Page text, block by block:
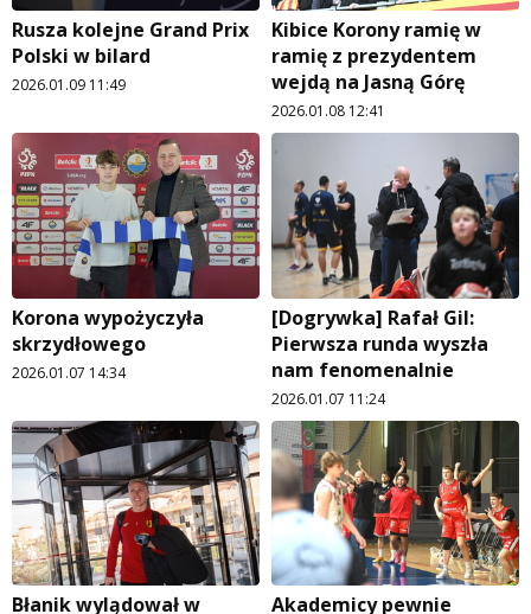
Rusza kolejne Grand Prix
Polski w bilard
2026.01.09 11:49
Kibice Korony ramię w
ramię z prezydentem
wejdą na Jasną Górę
2026.01.08 12:41
Korona wypożyczyła
skrzydłowego
2026.01.07 14:34
[Dogrywka] Rafał Gil:
Pierwsza runda wyszła
nam fenomenalnie
2026.01.07 11:24
Błanik wylądował w
Akademicy pewnie